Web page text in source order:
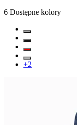
6 Dostępne kolory
+2